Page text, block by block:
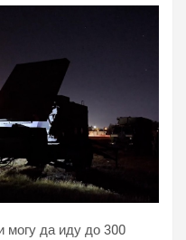
могу да иду до 300